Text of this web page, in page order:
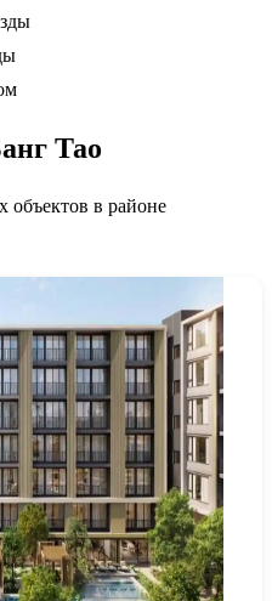
Тао
объектов в районе